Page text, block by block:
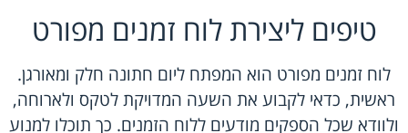
טיפים ליצירת לוח זמנים מפורט
לוח זמנים מפורט הוא המפתח ליום חתונה חלק ומאורגן.
ראשית, כדאי לקבוע את השעה המדויקת לטקס ולארוחה,
ולוודא שכל הספקים מודעים ללוח הזמנים. כך תוכלו למנוע